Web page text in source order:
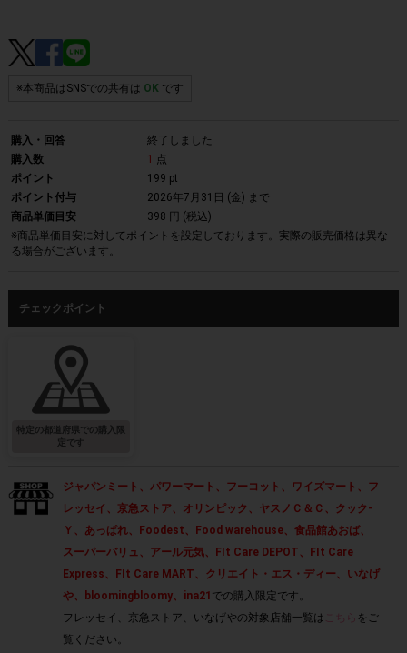
※本商品はSNSでの共有は OKです
購入・回答
終了しました
購入数
1
点
ポイント
199 pt
ポイント付与
2026年7月31日 (金) まで
商品単価目安
398 円 (税込)
※商品単価目安に対してポイントを設定しております。実際の販売価格は異な
る場合がございます。
チェックポイント
特定の都道府県での購入限
定です
ジャパンミート、パワーマート、フーコット、ワイズマート、フ
レッセイ、京急ストア、オリンピック、ヤスノＣ＆Ｃ、クック-
Ｙ、あっぱれ、Foodest、Food warehouse、食品館あおば、
スーパーバリュ、アール元気、FIt Care DEPOT、FIt Care
Express、FIt Care MART、クリエイト・エス・ディー、いなげ
や、bloomingbloomy、ina21 での購入限定です。
フレッセイ、京急ストア、いなげやの対象店舗一覧は
こちら をご
覧ください。